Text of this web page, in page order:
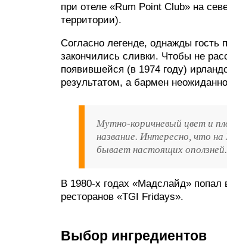
при отеле «Rum Point Club» на
территории).
Согласно легенде, однажды гость
закончились сливки. Чтобы не
появившейся (в 1974 году)
результатом, а бармен
Мутно-коричневый цвет и
название. Интересно, что
бывает настоящих оползней.
В 1980-х годах «Мадслайд»
ресторанов «TGI Fridays».
Выбор ингредиентов